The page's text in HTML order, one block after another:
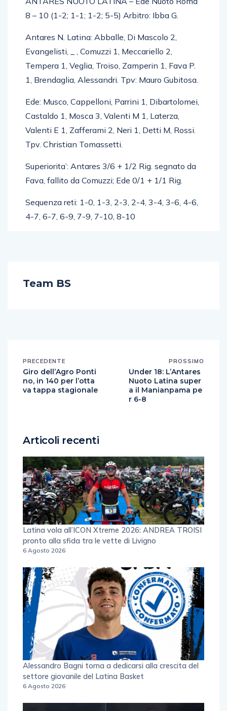
8 – 10 (1-2; 1-1; 1-2; 5-5) Arbitro: Ibba G.
Antares N. Latina: Abballe, Di Mascolo 2,
Evangelisti, _ , Comuzzi 1, Meccariello 2,
Tempera 1, Veglia, Troiso, Zamperin 1, Fava P.
1, Brendaglia, Alessandri. Tpv: Mauro Gubitosa.
Ede: Musco, Cappelloni, Parrini 1, Dibartolomei,
Castaldo 1, Mosca 3, Valenti M 1, Laterza,
Valenti E 1, Zafferami 2, Neri 1, Detti M, Rossi.
Tpv. Christian Tomassetti.
Superiorita’: Antares 3/6 + 1/2 Rig. segnato da
Fava, fallito da Comuzzi; Ede 0/1 + 1/1 Rig.
Sequenza reti: 1-0, 1-3, 2-3, 2-4, 3-4, 3-6, 4-6,
4-7, 6-7, 6-9, 7-9, 7-10, 8-10
Team BS
PRECEDENTE
Giro dell’Agro Ponti
no, in 140 per l’otta
va tappa stagionale
PROSSIMO
Under 18: L’Antares
Nuoto Latina super
a il Manianpama pe
r 6-8
Articoli recenti
Latina vola all’ICON Xtreme 2026: ANDREA TROISI
pronto alla sfida tra le vette di Livigno
6 Agosto 2026
Alessandro Bagni torna a dedicarsi alla crescita del
settore giovanile del Latina Basket
6 Agosto 2026